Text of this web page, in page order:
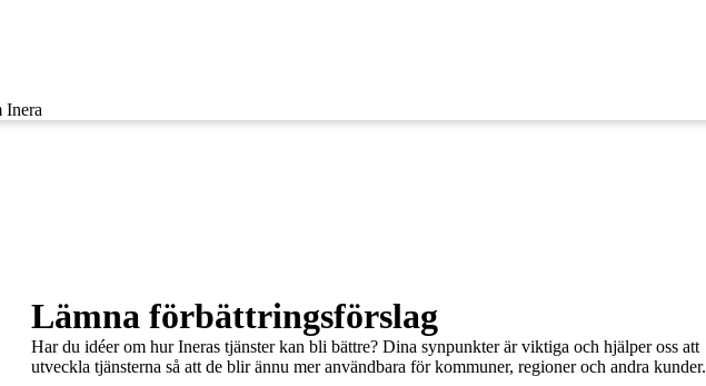
Inera
Lämna förbättringsförslag
Har du idéer om hur Ineras tjänster kan bli bättre? Dina synpunkter är viktiga och hjälper oss att
utveckla tjänsterna så att de blir ännu mer användbara för kommuner, regioner och andra kunder.